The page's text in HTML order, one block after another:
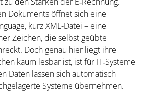
Dokuments öffnet sich eine
kurz XML-Datei – eine
Zeichen, die selbst geübte
Doch genau hier liegt ihre
kaum lesbar ist, ist für IT‑Systeme
Daten lassen sich automatisch
Systeme übernehmen.